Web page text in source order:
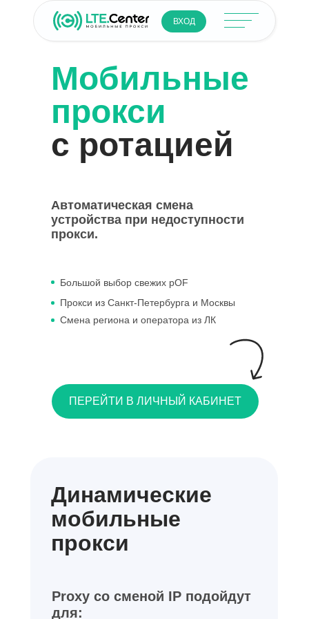
ВХОД
Мобильные
прокси
с ротацией
Автоматическая смена
устройства при недоступности
прокси.
Большой выбор свежих pOF
Прокси из Санкт-Петербурга и Москвы
Смена региона и оператора из ЛК
ПЕРЕЙТИ В ЛИЧНЫЙ КАБИНЕТ
Динамические
мобильные
прокси
Proxy со сменой IP подойдут
для: